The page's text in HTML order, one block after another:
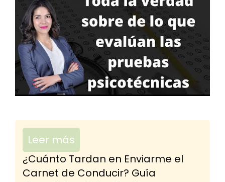
Leer más
¿Cuánto Tardan en Enviarme el
Carnet de Conducir? Guía